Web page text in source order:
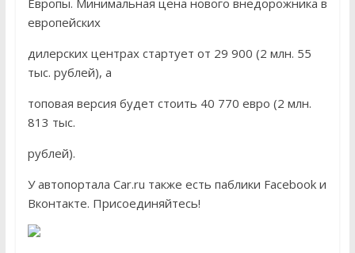
Европы. Минимальная цена нового внедорожника в
европейских
дилерских центрах стартует от 29 900 (2 млн. 55
тыс. рублей), а
топовая версия будет стоить 40 770 евро (2 млн.
813 тыс.
рублей).
У автопортала Car.ru также есть паблики Facebook и
Вконтакте. Присоединяйтесь!